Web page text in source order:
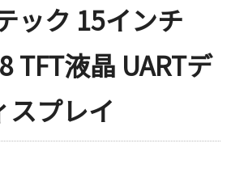
ック 15インチ
TFT液晶 UARTデ
スプレイ